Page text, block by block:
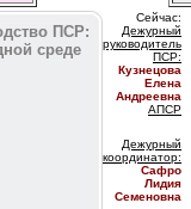
ПСР:
среде
Сейчас:
Дежурный
руководитель
ПСР:
Кузнецова
Елена
Андреевна
АПСР
Дежурный
координатор:
Сафро
Лидия
Семеновна